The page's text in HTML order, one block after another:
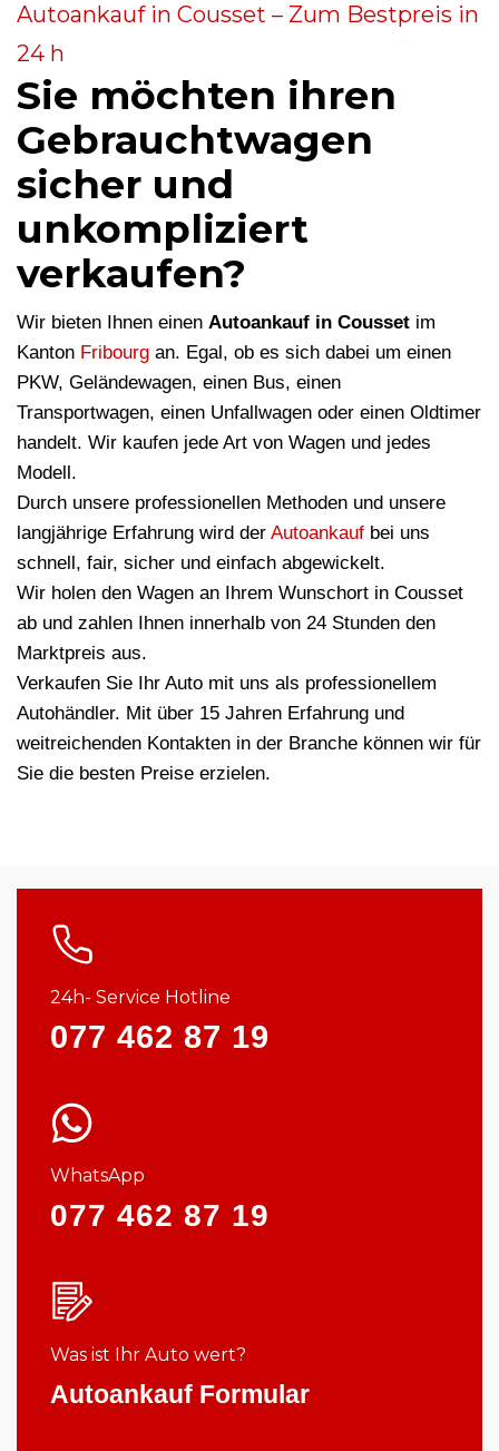
Autoankauf in Cousset – Zum Bestpreis in
24 h
Sie möchten ihren
Gebrauchtwagen
sicher und
unkompliziert
verkaufen?
Wir bieten Ihnen einen Autoankauf in Cousset im
Kanton Fribourg an. Egal, ob es sich dabei um einen
PKW, Geländewagen, einen Bus, einen
Transportwagen, einen Unfallwagen oder einen Oldtimer
handelt. Wir kaufen jede Art von Wagen und jedes
Modell.
Durch unsere professionellen Methoden und unsere
langjährige Erfahrung wird der Autoankauf bei uns
schnell, fair, sicher und einfach abgewickelt.
Wir holen den Wagen an Ihrem Wunschort in Cousset
ab und zahlen Ihnen innerhalb von 24 Stunden den
Marktpreis aus.
Verkaufen Sie Ihr Auto mit uns als professionellem
Autohändler. Mit über 15 Jahren Erfahrung und
weitreichenden Kontakten in der Branche können wir für
Sie die besten Preise erzielen.
24h- Service Hotline
077 462 87 19
WhatsApp
077 462 87 19
Was ist Ihr Auto wert?
Autoankauf Formular